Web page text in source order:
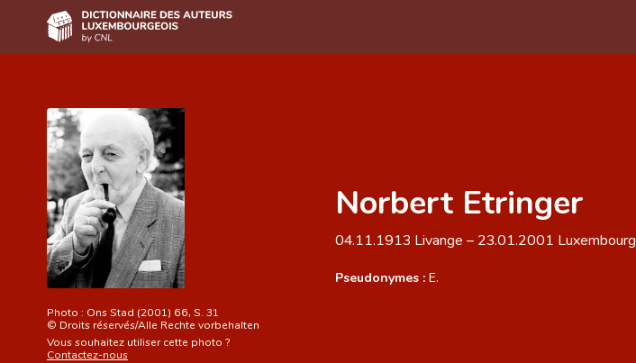
Auteur(e)s A-Z
Recherche avancée
Foire aux questions
CNL
Équipe scientifique
Contact
Photo : Ons Stad (2001) 66, S. 31
© Droits réservés/Alle Rechte vorbehalten
Vous souhaitez utiliser cette photo ?
Contactez-nous
Norbert Etringer
04.11.1913 Livange – 23.01.2001 Luxembourg
Pseudonymes : E.